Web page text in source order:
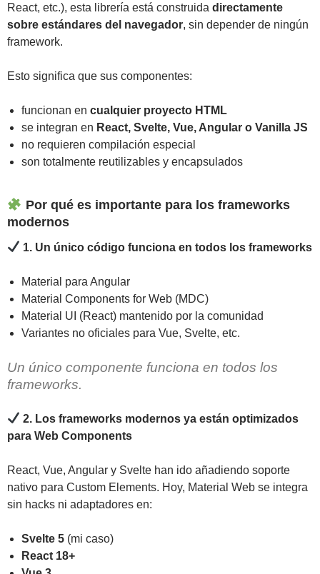
React, etc.), esta librería está construida directamente
sobre estándares del navegador, sin depender de ningún
framework.
Esto significa que sus componentes:
funcionan en cualquier proyecto HTML
se integran en React, Svelte, Vue, Angular o Vanilla JS
no requieren compilación especial
son totalmente reutilizables y encapsulados
Por qué es importante para los frameworks
modernos
1. Un único código funciona en todos los frameworks
Material para Angular
Material Components for Web (MDC)
Material UI (React) mantenido por la comunidad
Variantes no oficiales para Vue, Svelte, etc.
Un único componente funciona en todos los
frameworks.
2. Los frameworks modernos ya están optimizados
para Web Components
React, Vue, Angular y Svelte han ido añadiendo soporte
nativo para Custom Elements. Hoy, Material Web se integra
sin hacks ni adaptadores en:
Svelte 5 (mi caso)
React 18+